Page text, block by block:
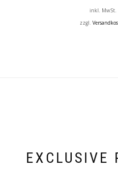
inkl. MwSt.
zzgl.
EXCLUSIVE